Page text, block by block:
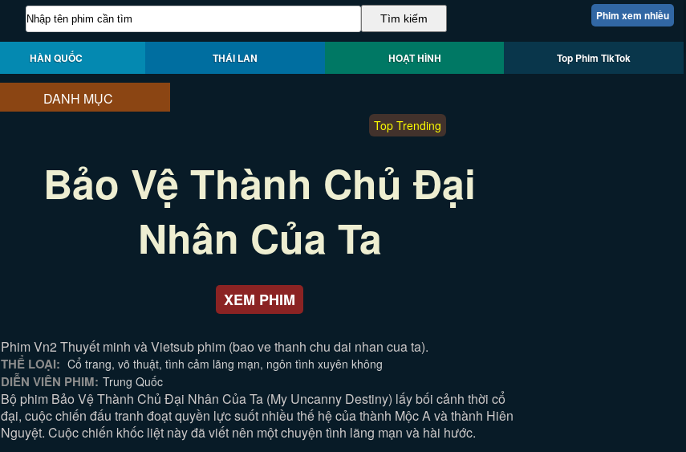
Phim xem nhiều
HÀN QUỐC THÁI LAN HOẠT HÌNH Top Phim TikTok
DANH MỤC
Top Trending
Bảo Vệ Thành Chủ Đại
Nhân Của Ta
XEM PHIM
Phim Vn2 Thuyết minh và Vietsub phim (bao ve thanh chu dai nhan cua ta).
THỂ LOẠI: Cổ trang, võ thuật, tình cảm lãng mạn, ngôn tình xuyên không
DIỄN VIÊN PHIM: Trung Quốc
Bộ phim Bảo Vệ Thành Chủ Đại Nhân Của Ta (My Uncanny Destiny) lấy bối cảnh thời cổ
đại, cuộc chiến đấu tranh đoạt quyền lực suốt nhiều thế hệ của thành Mộc A và thành Hiên
Nguyệt. Cuộc chiến khốc liệt này đã viết nên một chuyện tình lãng mạn và hài hước.